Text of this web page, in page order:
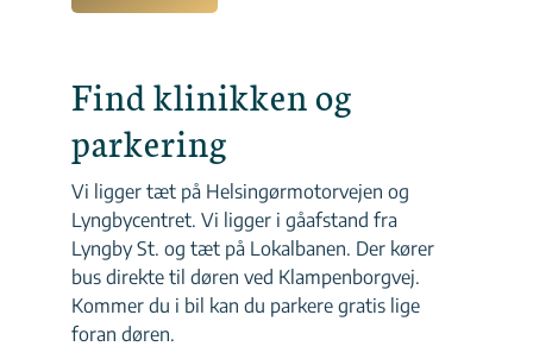
Find klinikken og
parkering
Vi ligger tæt på Helsingørmotorvejen og
Lyngbycentret. Vi ligger i gåafstand fra
Lyngby St. og tæt på Lokalbanen. Der kører
bus direkte til døren ved Klampenborgvej.
Kommer du i bil kan du parkere gratis lige
foran døren.